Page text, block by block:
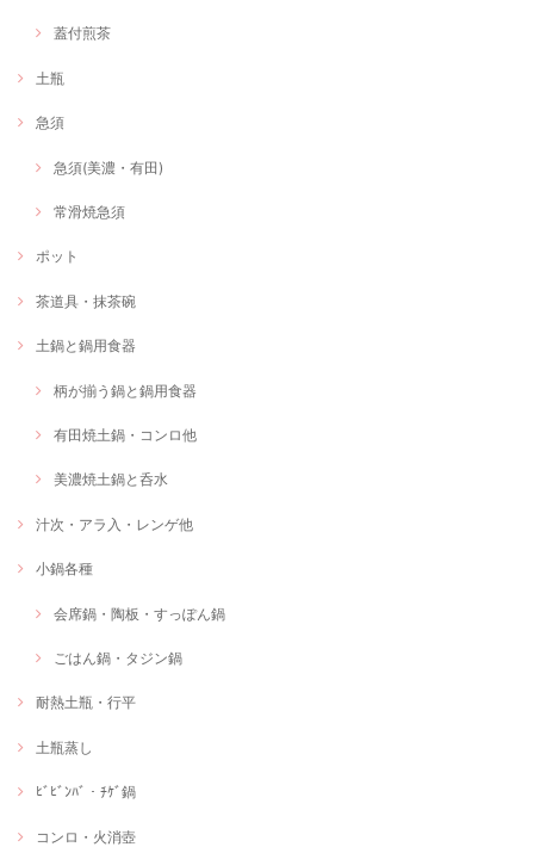
蓋付煎茶
土瓶
急須
急須(美濃・有田)
常滑焼急須
ポット
茶道具・抹茶碗
土鍋と鍋用食器
柄が揃う鍋と鍋用食器
有田焼土鍋・コンロ他
美濃焼土鍋と呑水
汁次・アラ入・レンゲ他
小鍋各種
会席鍋・陶板・すっぽん鍋
ごはん鍋・タジン鍋
耐熱土瓶・行平
土瓶蒸し
ﾋﾞﾋﾞﾝﾊﾞ・ﾁｹﾞ鍋
コンロ・火消壺